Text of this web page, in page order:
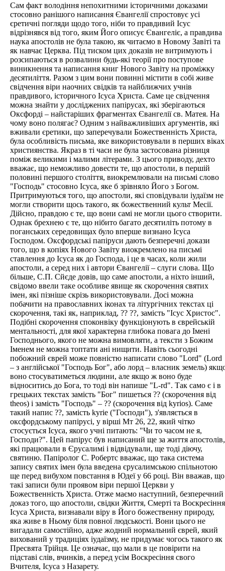
Сам факт володіння непохитними історичними доказами
стосовно ранішого написання Євангелії спростовує усі
єретичні погляди щодо того, ніби то правдивий Ісус
відрізнявся від того, яким Його описує Євангеліє, а правдива
наука апостолів не була такою, як читаємо в Новому Завіті та
як навчає Церква. Під тиском цих доказів не витримують і
розсипаються в розвалини будь-які теорії про поступове
виникнення та написання книг Нового Завіту на проміжку
десятиліття. Разом з цим вони повинні містити в собі живе
свідчення віри наочних свідків та найближчих учнів
правдивого, історичного Ісуса Христа. Саме це свідчення
можна знайти у досліджених папірусах, які зберігаються
Оксфорді – найстаріших фрагментах Євангелії св. Матея. На
чому воно полягає? Одним з найважливіших аргументів, які
вживали єретики, що заперечували Божественність Христа,
була особливість письма, яке використовували в перших віках
християнства. Якраз в ті часи не була застосована різниця
поміж великими і малими літерами. З цього приводу, дехто
вважає, що неможливо довести те, що апостоли, в першій
половині першого століття, виокремлювали на письмі слово
"Господь" стосовно Ісуса, яке б зрівняло Його з Богом.
Притримуються того, що апостоли, які сповідували іудаїзм не
могли створити щось такого, як божественний культ Месії.
Дійсно, правдою є те, що вони самі не могли цього створити.
Однак брехнею є те, що нібито багато десятиліть потому в
поганських середовищах було вперше визнано Ісуса
Господом. Оксфордські папіруси дають безперечні докази
того, що в копіях Нового Завіту виокремлено на письмі
ставлення до Ісуса як до Господа, і це в часах, коли жили
апостоли, а серед них і автори Євангелії – слуги слова. Що
більше, С.П. Сйєде довів, що саме апостоли, а ніхто інший,
свідомо ввели таке особливе явище як скорочення святих
імен, які пізніше скрізь використовували. Досі можна
побачити на православних іконах та літургічних текстах ці
скорочення, такі як, наприклад, ?? ??, замість "Ісус Христос".
Подібні скорочення споконвіку функціонують в єврейській
ментальності, для якої характерна глибока повага до Імені
Господнього, якого не можна вимовляти, а тексти з Божим
Іменем не можна топтати ані нищити. Навіть сьогодні
побожний єврей може повністю написати слово "Lord" (Lord
– з англійської "Господь Бог", або лорд – власник земель)
воно стосуватиметься людини, але якщо ж воно буде
відноситись до Бога, то тоді він напише "L-rd". Так само є і в
грецьких текстах замість "Бог" пишеться ?? (скорочення від
theos) і замість "Господь" – ?? (скорочення від kyrios). Саме
такий напис ??, замість kyriе ("Господи"), з'являється в
оксфордському папірусі, у вірші Мт 26, 22, який чітко
стосується Ісуса, якого учні питають: "Чи то часом не я,
Господи?". Цей папірус був написаний ще за життя апостолів,
які працювали в Єрусалимі і відвідували, ще тоді діючу,
святиню. Папіролог С. Робертс вважає, що така система
запису святих імен була введена єрусалимською спільнотою
ще перед вибухом повстання в Юдеї у 66 році. Він вважав, що
такі записи були проявом віри першої Церкви у
Божественність Христа. Отже маємо наступний, безперечний
доказ того, що апостоли, свідки Життя, Смерті та Воскресіння
Ісуса Христа, визнавали віру в Його божественну природу,
яка живе в Ньому біля повної людськості. Вони цього не
вигадали самостійно, адже жодний нормальний єврей, який
вихований у традиціях іудаїзму, не придумає чогось такого як
Пресвята Трійця. Це означає, що мали в це повірити на
підставі слів, вчинків, а перед усім Воскресіння свого
Вчителя, Ісуса з Назарету.